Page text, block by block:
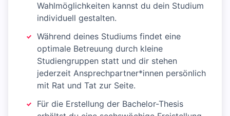
Wahlmöglichkeiten kannst du dein Studium
individuell gestalten.
Während deines Studiums findet eine
optimale Betreuung durch kleine
Studiengruppen statt und dir stehen
jederzeit Ansprechpartner*innen persönlich
mit Rat und Tat zur Seite.
Für die Erstellung der Bachelor-Thesis